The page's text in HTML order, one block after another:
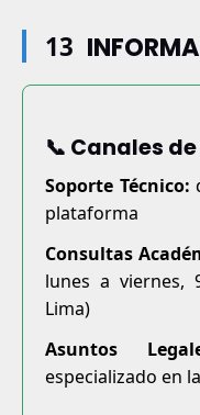
13
📞 Canales
Soporte Técnico:
plataforma
Consultas
lunes a viernes,
Lima)
Asuntos
especializado en